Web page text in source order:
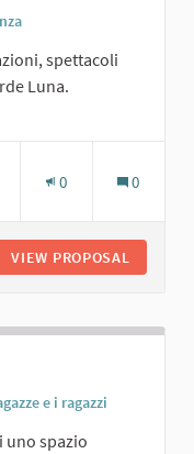
spettacoli
Luna.
0 0
VIEW PROPOSAL
e i ragazzi
uno spazio